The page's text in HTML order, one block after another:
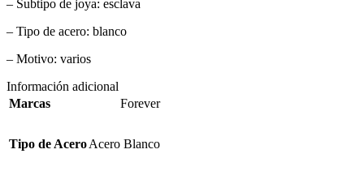
– Subtipo de joya: esclava
– Tipo de acero: blanco
– Motivo: varios
Información adicional
Marcas
Forever
Tipo de AceroAcero Blanco